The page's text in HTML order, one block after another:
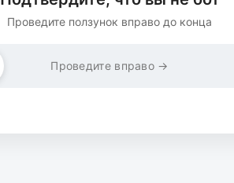
Проведите ползунок вправо до конца
Проведите вправо →